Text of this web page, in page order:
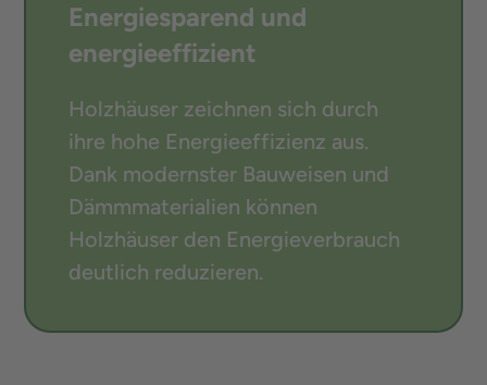
Energiesparend und
energieeffizient
Holzhäuser zeichnen sich durch
ihre hohe Energieeffizienz aus.
Dank modernster Bauweisen und
Dämmmaterialien können
Holzhäuser den Energieverbrauch
deutlich reduzieren.